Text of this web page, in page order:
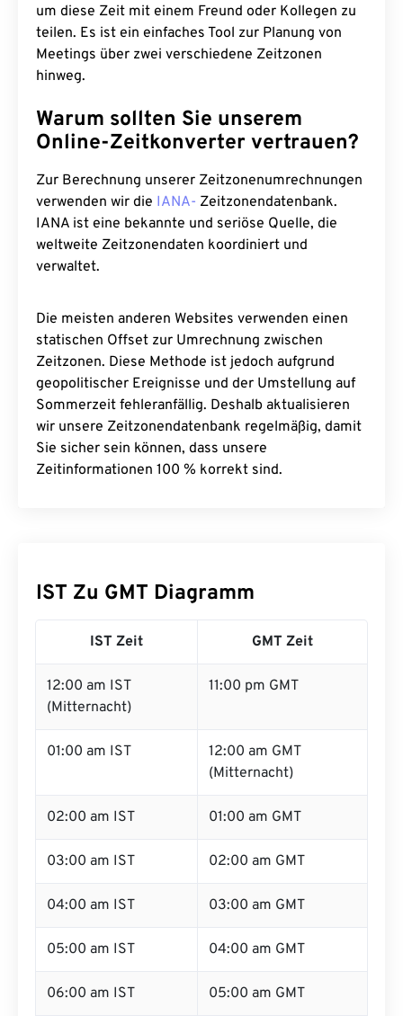
um diese Zeit mit einem Freund oder Kollegen zu
teilen. Es ist ein einfaches Tool zur Planung von
Meetings über zwei verschiedene Zeitzonen
hinweg.
Warum sollten Sie unserem
Online-Zeitkonverter vertrauen?
Zur Berechnung unserer Zeitzonenumrechnungen
verwenden wir die IANA- Zeitzonendatenbank.
IANA ist eine bekannte und seriöse Quelle, die
weltweite Zeitzonendaten koordiniert und
verwaltet.
Die meisten anderen Websites verwenden einen
statischen Offset zur Umrechnung zwischen
Zeitzonen. Diese Methode ist jedoch aufgrund
geopolitischer Ereignisse und der Umstellung auf
Sommerzeit fehleranfällig. Deshalb aktualisieren
wir unsere Zeitzonendatenbank regelmäßig, damit
Sie sicher sein können, dass unsere
Zeitinformationen 100 % korrekt sind.
IST Zu GMT Diagramm
IST Zeit GMT Zeit
12:00 am IST
(Mitternacht)
11:00 pm GMT
01:00 am IST
12:00 am GMT
(Mitternacht)
02:00 am IST 01:00 am GMT
03:00 am IST 02:00 am GMT
04:00 am IST 03:00 am GMT
05:00 am IST 04:00 am GMT
06:00 am IST 05:00 am GMT